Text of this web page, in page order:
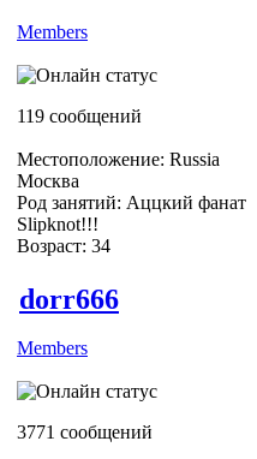
Members
119 сообщений
Местоположение: Russia
Москва
Род занятий: Аццкий фанат
Slipknot!!!
Возраст: 34
dorr666
Members
3771 сообщений